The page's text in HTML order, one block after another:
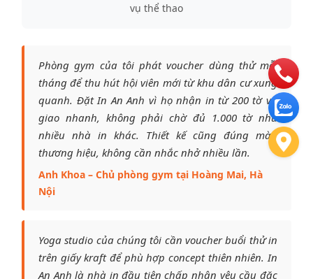
vụ thể thao
Phòng gym của tôi phát voucher dùng thử mỗi
tháng để thu hút hội viên mới từ khu dân cư xung
quanh. Đặt In An Anh vì họ nhận in từ 200 tờ và
giao nhanh, không phải chờ đủ 1.000 tờ như
nhiều nhà in khác. Thiết kế cũng đúng màu
thương hiệu, không cần nhắc nhở nhiều lần.
Anh Khoa – Chủ phòng gym tại Hoàng Mai, Hà
Nội
Yoga studio của chúng tôi cần voucher buổi thử in
trên giấy kraft để phù hợp concept thiên nhiên. In
An Anh là nhà in đầu tiên chấp nhận yêu cầu đặc